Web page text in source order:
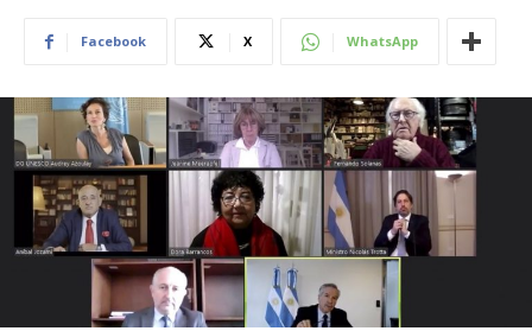
Facebook X WhatsApp